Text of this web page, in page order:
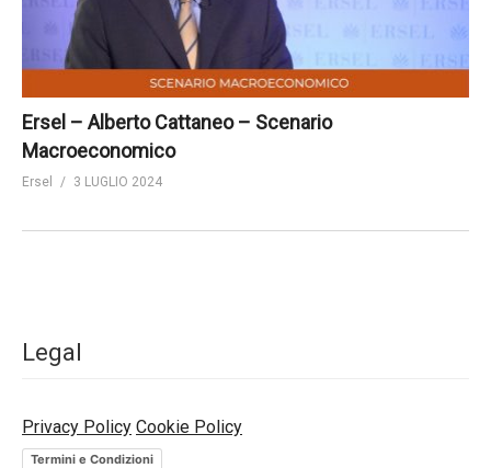
Ersel – Alberto Cattaneo – Scenario
Macroeconomico
Ersel 3 LUGLIO 2024
Legal
Privacy Policy Cookie Policy
Termini e Condizioni